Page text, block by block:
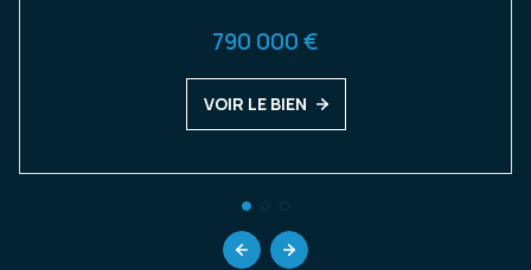
790 000 €
VOIR LE BIEN